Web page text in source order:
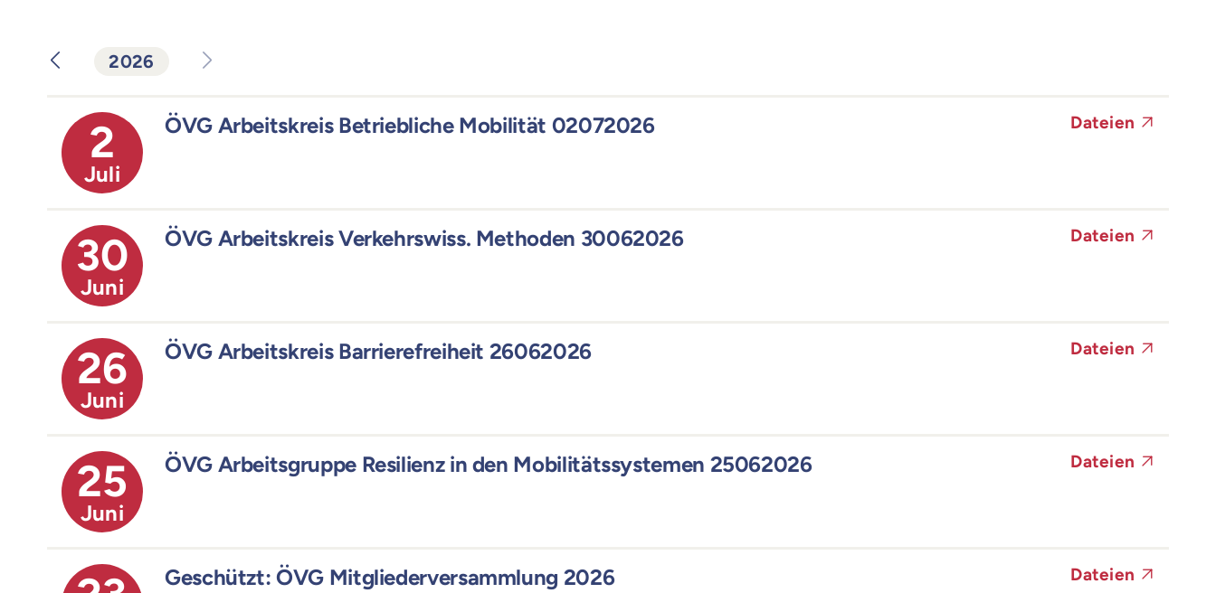
2026
2
Juli
ÖVG Arbeitskreis Betriebliche Mobilität 02072026 Dateien
30
Juni
ÖVG Arbeitskreis Verkehrswiss. Methoden 30062026 Dateien
26
Juni
ÖVG Arbeitskreis Barrierefreiheit 26062026 Dateien
25
Juni
ÖVG Arbeitsgruppe Resilienz in den Mobilitätssystemen 25062026 Dateien
Geschützt: ÖVG Mitgliederversammlung 2026 Dateien